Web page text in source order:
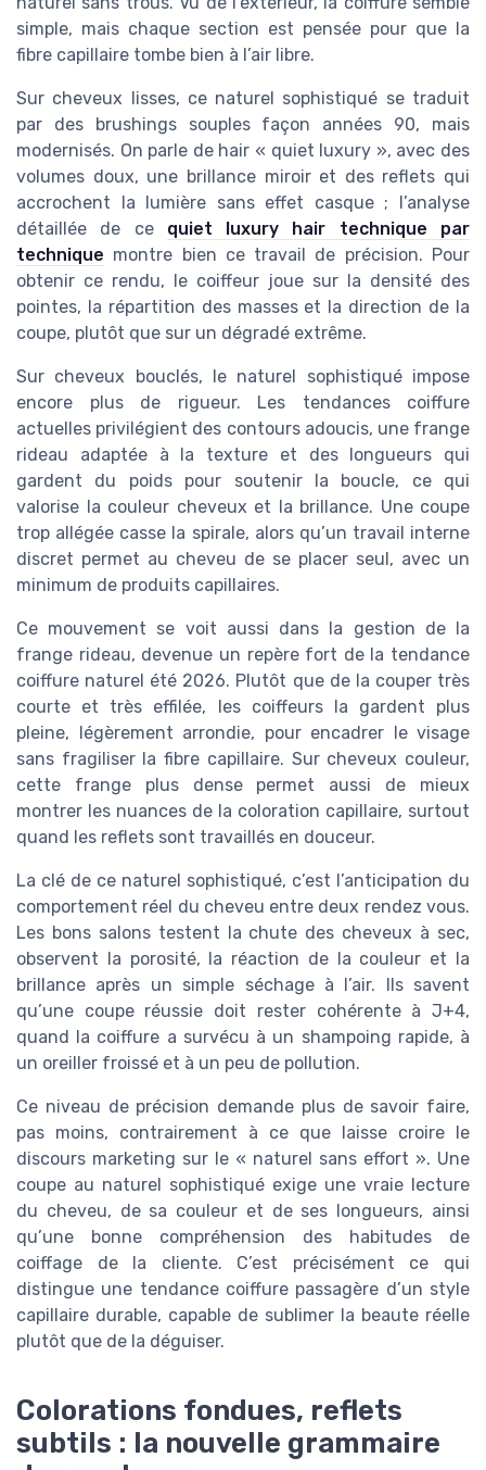
simple, mais chaque section est pensée pour que la
fibre capillaire tombe bien à l’air libre.
Sur cheveux lisses, ce naturel sophistiqué se traduit
par des brushings souples façon années 90, mais
modernisés. On parle de hair « quiet luxury », avec des
volumes doux, une brillance miroir et des reflets qui
accrochent la lumière sans effet casque ; l’analyse
détaillée de ce quiet luxury hair technique par
technique montre bien ce travail de précision. Pour
obtenir ce rendu, le coiffeur joue sur la densité des
pointes, la répartition des masses et la direction de la
coupe, plutôt que sur un dégradé extrême.
Sur cheveux bouclés, le naturel sophistiqué impose
encore plus de rigueur. Les tendances coiffure
actuelles privilégient des contours adoucis, une frange
rideau adaptée à la texture et des longueurs qui
gardent du poids pour soutenir la boucle, ce qui
valorise la couleur cheveux et la brillance. Une coupe
trop allégée casse la spirale, alors qu’un travail interne
discret permet au cheveu de se placer seul, avec un
minimum de produits capillaires.
Ce mouvement se voit aussi dans la gestion de la
frange rideau, devenue un repère fort de la tendance
coiffure naturel été 2026. Plutôt que de la couper très
courte et très effilée, les coiffeurs la gardent plus
pleine, légèrement arrondie, pour encadrer le visage
sans fragiliser la fibre capillaire. Sur cheveux couleur,
cette frange plus dense permet aussi de mieux
montrer les nuances de la coloration capillaire, surtout
quand les reflets sont travaillés en douceur.
La clé de ce naturel sophistiqué, c’est l’anticipation du
comportement réel du cheveu entre deux rendez vous.
Les bons salons testent la chute des cheveux à sec,
observent la porosité, la réaction de la couleur et la
brillance après un simple séchage à l’air. Ils savent
qu’une coupe réussie doit rester cohérente à J+4,
quand la coiffure a survécu à un shampoing rapide, à
un oreiller froissé et à un peu de pollution.
Ce niveau de précision demande plus de savoir faire,
pas moins, contrairement à ce que laisse croire le
discours marketing sur le « naturel sans effort ». Une
coupe au naturel sophistiqué exige une vraie lecture
du cheveu, de sa couleur et de ses longueurs, ainsi
qu’une bonne compréhension des habitudes de
coiffage de la cliente. C’est précisément ce qui
distingue une tendance coiffure passagère d’un style
capillaire durable, capable de sublimer la beaute réelle
plutôt que de la déguiser.
Colorations fondues, reflets
subtils : la nouvelle grammaire